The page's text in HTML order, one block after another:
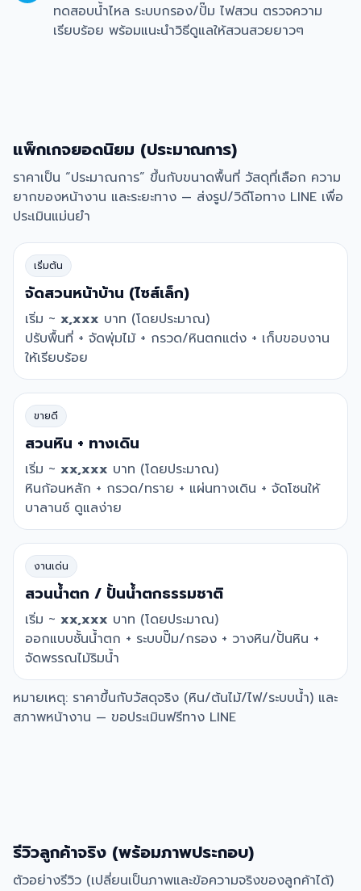
ทดสอบน้ำไหล ระบบกรอง/ปั๊ม ไฟสวน ตรวจความ
เรียบร้อย พร้อมแนะนำวิธีดูแลให้สวนสวยยาวๆ
แพ็กเกจยอดนิยม (ประมาณการ)
ราคาเป็น “ประมาณการ” ขึ้นกับขนาดพื้นที่ วัสดุที่เลือก ความ
ยากของหน้างาน และระยะทาง — ส่งรูป/วิดีโอทาง LINE เพื่อ
ประเมินแม่นยำ
เริ่มต้น
จัดสวนหน้าบ้าน (ไซส์เล็ก)
เริ่ม ~ x,xxx บาท (โดยประมาณ)
ปรับพื้นที่ + จัดพุ่มไม้ + กรวด/หินตกแต่ง + เก็บขอบงาน
ให้เรียบร้อย
ขายดี
สวนหิน + ทางเดิน
เริ่ม ~ xx,xxx บาท (โดยประมาณ)
หินก้อนหลัก + กรวด/ทราย + แผ่นทางเดิน + จัดโซนให้
บาลานซ์ ดูแลง่าย
งานเด่น
สวนน้ำตก / ปั้นน้ำตกธรรมชาติ
เริ่ม ~ xx,xxx บาท (โดยประมาณ)
ออกแบบชั้นน้ำตก + ระบบปั๊ม/กรอง + วางหิน/ปั้นหิน +
จัดพรรณไม้ริมน้ำ
หมายเหตุ: ราคาขึ้นกับวัสดุจริง (หิน/ต้นไม้/ไฟ/ระบบน้ำ) และ
สภาพหน้างาน — ขอประเมินฟรีทาง LINE
รีวิวลูกค้าจริง (พร้อมภาพประกอบ)
ตัวอย่างรีวิว (เปลี่ยนเป็นภาพและข้อความจริงของลูกค้าได้)